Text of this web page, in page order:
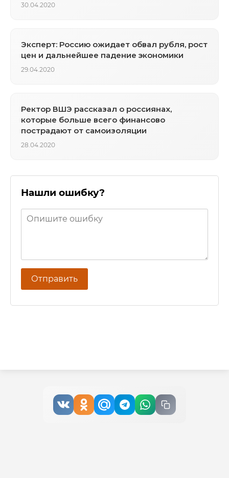
30.04.2020
Эксперт: Россию ожидает обвал рубля, рост
цен и дальнейшее падение экономики
29.04.2020
Ректор ВШЭ рассказал о россиянах,
которые больше всего финансово
пострадают от самоизоляции
28.04.2020
Нашли ошибку?
Отправить